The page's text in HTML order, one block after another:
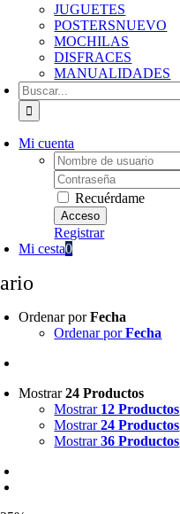
JUGUETES
POSTERSNUEVO
MOCHILAS
DISFRACES
MANUALIDADES
Buscar:
Mi cuenta
Username:
Password:
Recuérdame
Registrar
Mi cesta0
Ordenar porFecha
Ordenar porFecha
Mostrar24 Productos
Mostrar 12 Productos
Mostrar24 Productos
Mostrar36 Productos